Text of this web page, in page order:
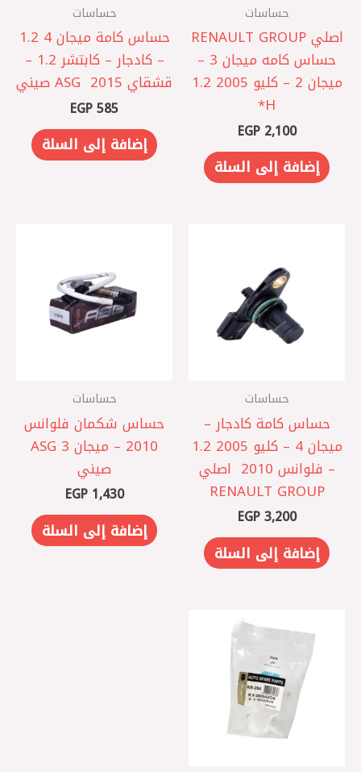
حساسات
اصلي RENAULT GROUP
حساس كامه ميجان 3 –
ميجان 2 – كليو 2005 1.2
EGP2,100
إضافة إلى السلة
حساسات
حساس كامة ميجان 4 1.2
– كادجار – كابتشر 1.2 –
قشقاي 2015 ‏ ASG صيني
EGP585
إضافة إلى السلة
حساسات
حساس كامة كادجار –
ميجان 4 – كليو 2005 1.2
– فلوانس 2010 ‏ اصلي
RENAULT GROUP
EGP3,200
إضافة إلى السلة
حساسات
حساس شكمان فلوانس
2010 – ميجان 3 ASG
صيني
EGP1,430
إضافة إلى السلة